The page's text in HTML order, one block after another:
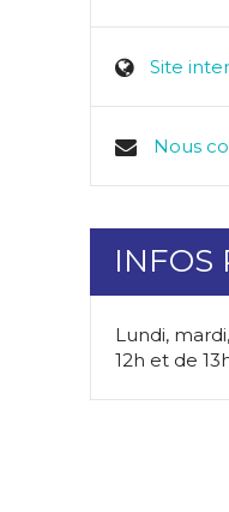
Site
Nous
INFOS
Lundi,
12h et de